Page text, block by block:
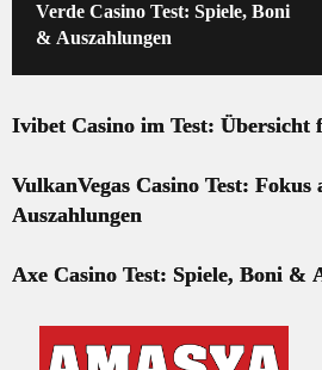
Verde Casino Test: Spiele, Boni
& Auszahlungen
Ivibet Casino im Test: Übersicht
VulkanVegas Casino Test: Fokus
Auszahlungen
Axe Casino Test: Spiele, Boni &